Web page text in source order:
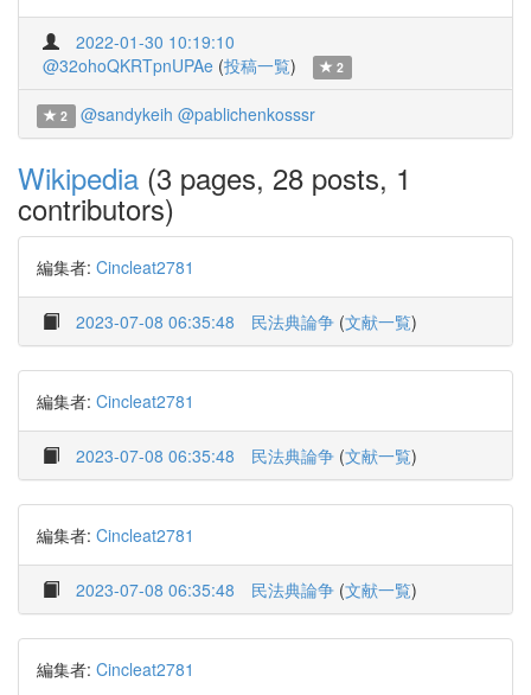
2022-01-30 10:19:10
@32ohoQKRTpnUPAe (投稿一覧) 2
2 @sandykeih @pablichenkosssr
Wikipedia (3 pages, 28 posts, 1
contributors)
編集者: Cincleat2781
2023-07-08 06:35:48 民法典論争 (文献一覧)
編集者: Cincleat2781
2023-07-08 06:35:48 民法典論争 (文献一覧)
編集者: Cincleat2781
2023-07-08 06:35:48 民法典論争 (文献一覧)
編集者: Cincleat2781